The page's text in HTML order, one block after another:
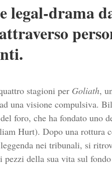
legal-drama
stagioni per Goliath,
una visione compulsiva.
del foro, che ha fondato
Hurt). Dopo una rottura
nei tribunali, si
pezzi della sua vita sul